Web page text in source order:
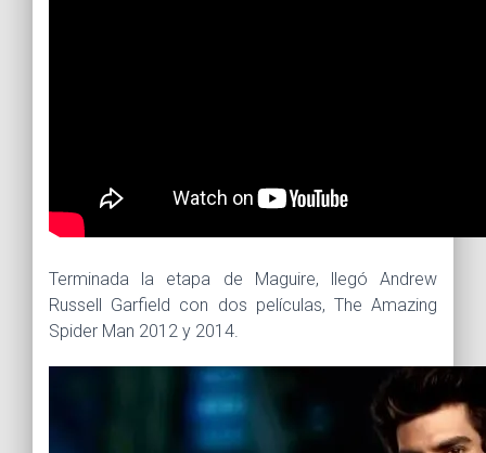
Terminada la etapa de Maguire, llegó Andrew
Russell Garfield con dos películas, The Amazing
Spider Man 2012 y 2014.